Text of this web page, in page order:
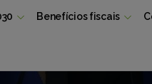
Benefícios fiscais